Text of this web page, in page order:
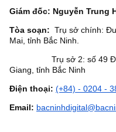
Giám đốc: Nguyễn Trung
Tòa soạn: Trụ sở chính:
Mai, tỉnh Bắc Ninh.
Trụ sở 2: số 49
Giang, tỉnh Bắc Ninh
Điện thoại: (+84) - 0204 -
Email: